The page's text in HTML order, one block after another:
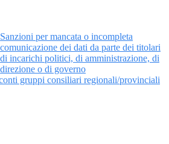
Sanzioni per mancata o incompleta
comunicazione dei dati da parte dei titolari
di incarichi politici, di amministrazione, di
direzione o di governo
gruppi consiliari regionali/provinciali